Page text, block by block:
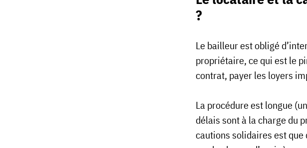
?
Le bailleur est obligé
propriétaire, ce qui est le
contrat, payer les loyers
La procédure est longue
délais sont à la charge du
cautions solidaires est que